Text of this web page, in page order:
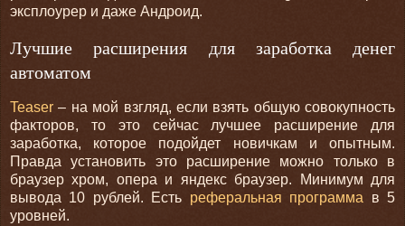
эксплоурер и даже Андроид.
Лучшие расширения для заработка денег
автоматом
Teaser – на мой взгляд, если взять общую совокупность
факторов, то это сейчас лучшее расширение для
заработка, которое подойдет новичкам и опытным.
Правда установить это расширение можно только в
браузер хром, опера и яндекс браузер. Минимум для
вывода 10 рублей. Есть реферальная программа в 5
уровней.